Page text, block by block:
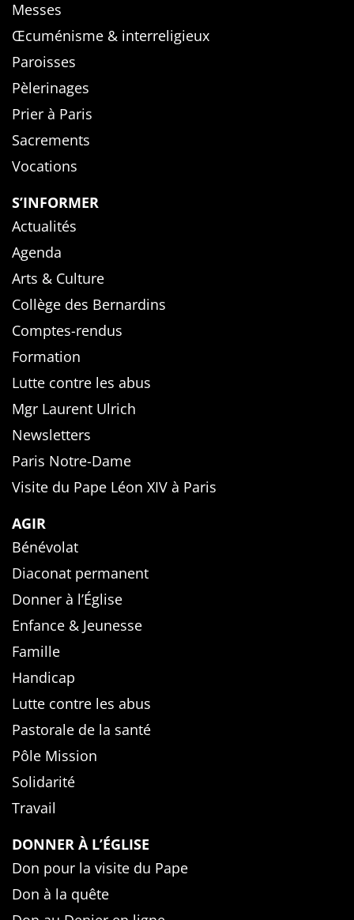
Messes
Œcuménisme & interreligieux
Paroisses
Pèlerinages
Prier à Paris
Sacrements
Vocations
S’INFORMER
Actualités
Agenda
Arts & Culture
Collège des Bernardins
Comptes-rendus
Formation
Lutte contre les abus
Mgr Laurent Ulrich
Newsletters
Paris Notre-Dame
Visite du Pape Léon XIV à Paris
AGIR
Bénévolat
Diaconat permanent
Donner à l’Église
Enfance & Jeunesse
Famille
Handicap
Lutte contre les abus
Pastorale de la santé
Pôle Mission
Solidarité
Travail
DONNER À L’ÉGLISE
Don pour la visite du Pape
Don à la quête